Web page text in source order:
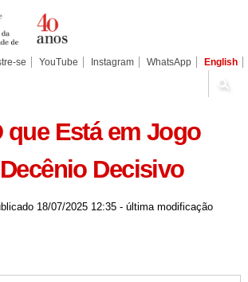
se YouTube Instagram WhatsApp English
que Está em Jogo
Decisivo
18/07/2025 12:35 - última modificação